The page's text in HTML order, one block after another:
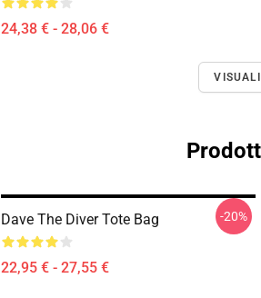
24,38 € - 28,06 €
Dave The Diver Tote Bag
22,95 € - 27,55 €
-20%